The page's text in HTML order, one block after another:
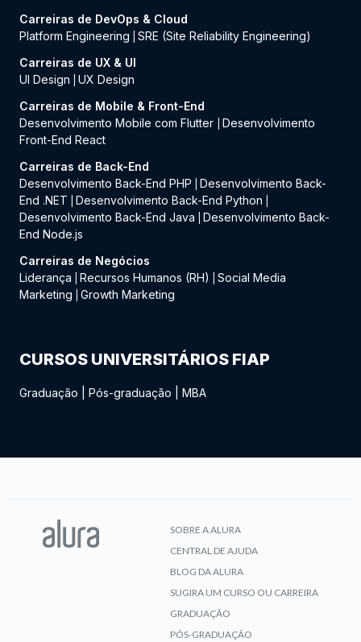
Carreiras de DevOps & Cloud
Platform Engineering
SRE (Site Reliability Engineering)
Carreiras de UX & UI
UI Design
UX Design
Carreiras de Mobile & Front-End
Desenvolvimento Mobile com Flutter
Desenvolvimento
Front-End React
Carreiras de Back-End
Desenvolvimento Back-End PHP
Desenvolvimento Back-
End .NET
Desenvolvimento Back-End Python
Desenvolvimento Back-End Java
Desenvolvimento Back-
End Node.js
Carreiras de Negócios
Liderança
Recursos Humanos (RH)
Social Media
Marketing
Growth Marketing
CURSOS UNIVERSITÁRIOS FIAP
Graduação Pós-graduação MBA
SOBRE A ALURA
CENTRAL DE AJUDA
BLOG DA ALURA
SUGIRA UM CURSO OU CARREIRA
GRADUAÇÃO
PÓS-GRADUAÇÃO